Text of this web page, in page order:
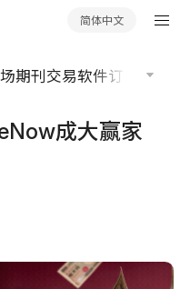
简体中文
期刊交易软件订单流
成大赢家